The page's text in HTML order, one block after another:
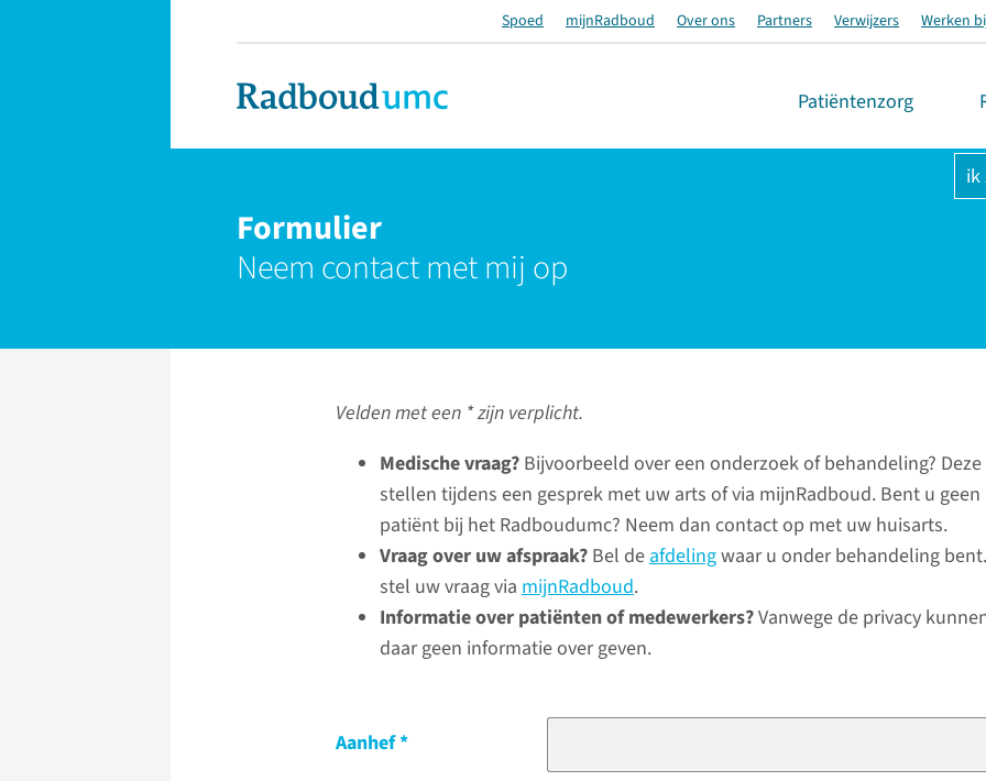
Spoed mijnRadboud Over ons Partners Verwijzers Werken
Patiëntenzorg
ik
Formulier
Neem contact met mij op
Velden met een * zijn verplicht.
Medische vraag? Bijvoorbeeld over een onderzoek of behandeling?
stellen tijdens een gesprek met uw arts of via mijnRadboud. Bent u geen
patiënt bij het Radboudumc? Neem dan contact op met uw huisarts.
Vraag over uw afspraak? Bel deafdelingwaar u onder behandeling
stel uw vraag via mijnRadboud.
Informatie over patiënten of medewerkers?Vanwege de privacy
daar geen informatie over geven.
Aanhef